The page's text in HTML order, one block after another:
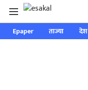
Epaper ताज्या देश